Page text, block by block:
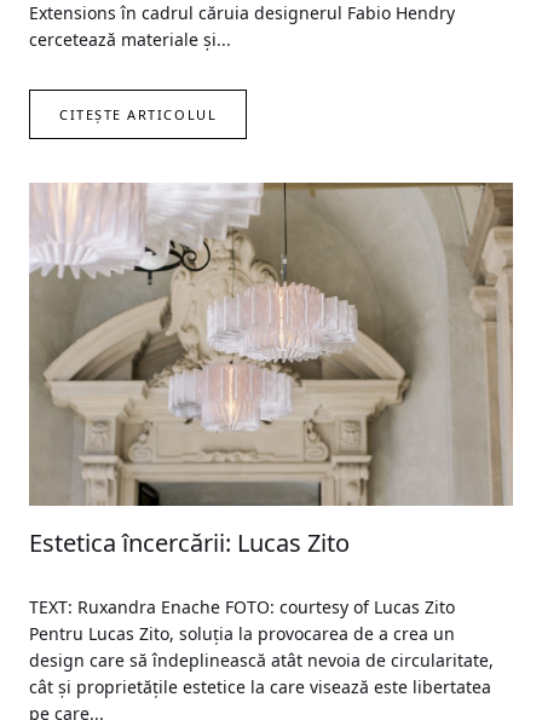
Extensions în cadrul căruia designerul Fabio Hendry
cercetează materiale și...
CITEȘTE ARTICOLUL
Estetica încercării: Lucas Zito
TEXT: Ruxandra Enache FOTO: courtesy of Lucas Zito
Pentru Lucas Zito, soluția la provocarea de a crea un
design care să îndeplinească atât nevoia de circularitate,
cât și proprietățile estetice la care visează este libertatea
pe care...